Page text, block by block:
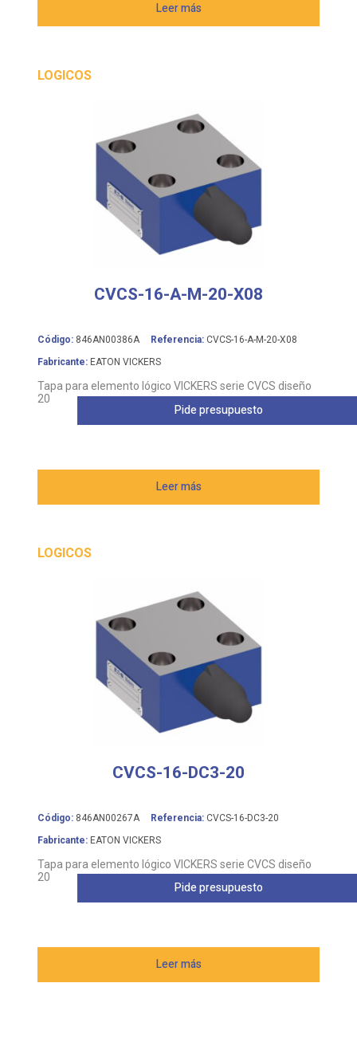
Leer más
LOGICOS
CVCS-16-A-M-20-X08
Código: 846AN00386A Referencia: CVCS-16-A-M-20-X08
Fabricante: EATON VICKERS
Tapa para elemento lógico VICKERS serie CVCS diseño
20
Leer más
Pide presupuesto
LOGICOS
CVCS-16-DC3-20
Código: 846AN00267A Referencia: CVCS-16-DC3-20
Fabricante: EATON VICKERS
Tapa para elemento lógico VICKERS serie CVCS diseño
20
Leer más
Pide presupuesto